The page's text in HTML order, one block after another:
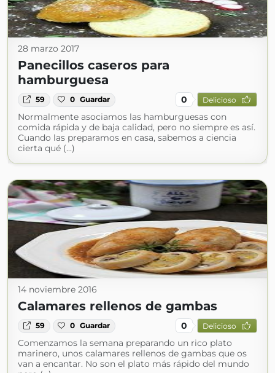
28 marzo 2017
Panecillos caseros para
hamburguesa
59 0 Guardar 0 Delicioso
Normalmente asociamos las hamburguesas con
comida rápida y de baja calidad, pero no siempre es así.
Cuando las preparamos en casa, sabemos a ciencia
cierta qué (...)
14 noviembre 2016
Calamares rellenos de gambas
59 0 Guardar 0 Delicioso
Comenzamos la semana preparando un rico plato
marinero, unos calamares rellenos de gambas que os
van a encantar. No son el plato más rápido del mundo